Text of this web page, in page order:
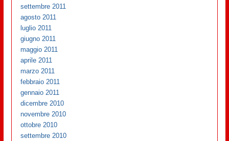
settembre 2011
agosto 2011
luglio 2011
giugno 2011
maggio 2011
aprile 2011
marzo 2011
febbraio 2011
gennaio 2011
dicembre 2010
novembre 2010
ottobre 2010
settembre 2010